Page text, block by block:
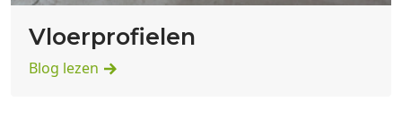
Vloerprofielen
Blog lezen